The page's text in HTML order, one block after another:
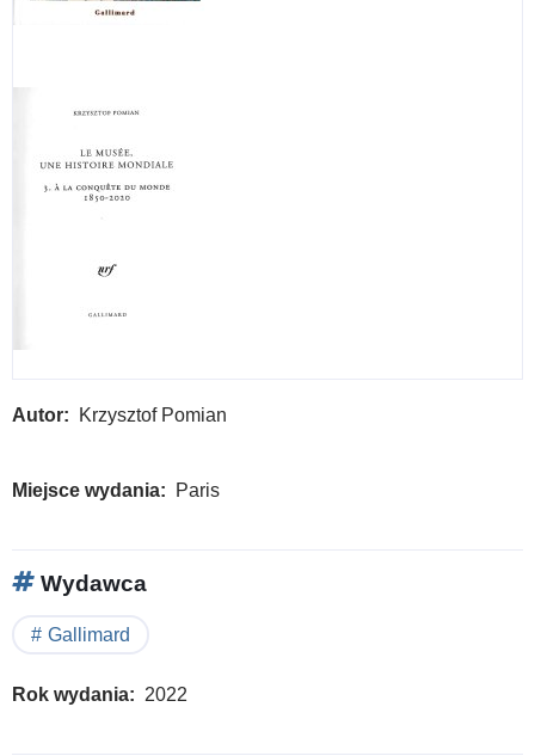
Autor Krzysztof Pomian
Miejsce wydania Paris
Wydawca
Gallimard
Rok wydania 2022